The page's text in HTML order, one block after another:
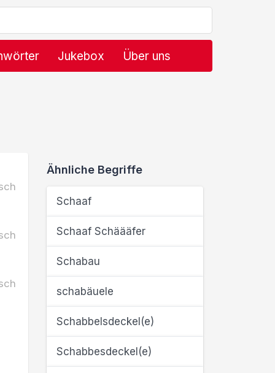
Jukebox Über uns
Ähnliche Begriffe
Schaaf
Schaaf Schäääfer
Schabau
schabäuele
Schabbelsdeckel(e)
Schabbesdeckel(e)